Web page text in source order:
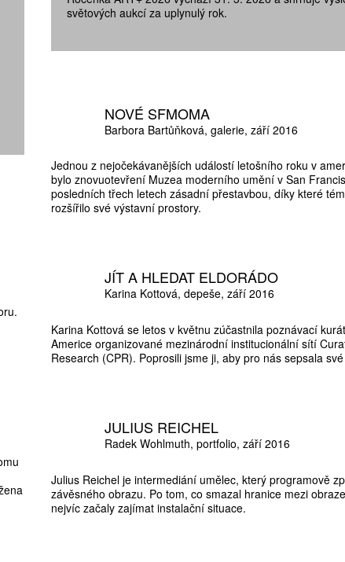
světových aukcí za uplynulý rok.
NOVÉ SFMOMA
Barbora Bartůňková galerie září 2016
Jednou z nejočekávanějších událostí letošního roku v
bylo znovuotevření Muzea moderního umění v San
posledních třech letech zásadní přestavbou, díky které
rozšířilo své výstavní prostory.
JÍT A HLEDAT ELDORÁDO
Karina Kottová depeše září 2016
Karina Kottová se letos v květnu zúčastnila poznávací
Americe organizované mezinárodní institucionální sítí
Research (CPR). Poprosili jsme ji, aby pro nás sepsala
JULIUS REICHEL
Radek Wohlmuth portfolio září 2016
Julius Reichel je intermediání umělec, který programově
závěsného obrazu. Po tom, co smazal hranice mezi
nejvíc začaly zajímat instalační situace.